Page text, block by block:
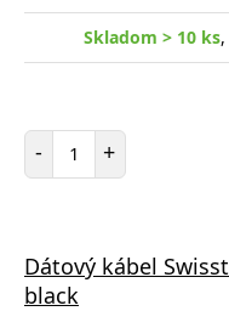
Skladom > 10 ks,
- Počet položiek
+
Dátový kábel
black